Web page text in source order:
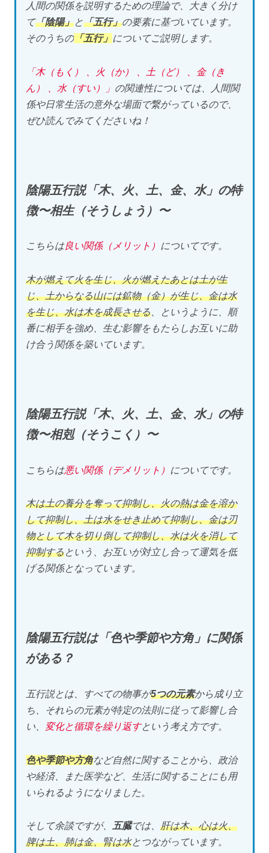
人間の関係を説明するための理論で、大きく分け
て「陰陽」と「五行」の要素に基づいています。
そのうちの 「五行」 についてご説明します。
「木（もく） 、火（か） 、土（ど） 、金（き
ん） 、水（すい）」 の関連性については、人間関
係や日常生活の意外な場面で繋がっているので、
ぜひ読んでみてくださいね！
陰陽五行説「木、火、土、金、水」の特
徴〜相生（そうしょう）〜
こちらは良い関係（メリット） についてです。
木が燃えて火を生じ、火が燃えたあとは土が生
じ、土からなる山には鉱物（金）が生じ、金は水
を生じ、水は木を成長させる 、というように、順
番に相手を強め、生む影響をもたらしお互いに助
け合う関係を築いています。
陰陽五行説「木、火、土、金、水」の特
徴〜相剋（そうこく）〜
こちらは悪い関係（デメリット） についてです。
木は土の養分を奪って抑制し、火の熱は金を溶か
して抑制し、土は水をせき止めて抑制し、金は刃
物として木を切り倒して抑制し、水は火を消して
抑制するという、お互いが対立し合って運気を低
げる関係となっています。
陰陽五行説は「色や季節や方角」に関係
がある？
五行説とは、すべての物事が5つの元素から成り立
ち、それらの元素が特定の法則に従って影響し合
い、
変化と循環を繰り返すという考え方です。
色や季節や方角など自然に関することから、政治
や経済、また医学など、生活に関することにも用
いられるようになりました。
そして余談ですが、 五臓では、 肝は木、心は火、
脾は土、肺は金、腎は水とつながっています。